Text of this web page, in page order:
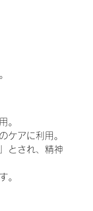
。
ケアに利用。
とされ、精神
。